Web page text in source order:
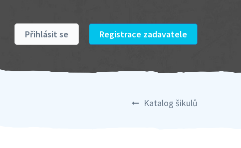
Přihlásit se Registrace zadavatele
Katalog šikulů